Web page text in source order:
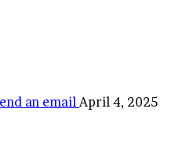
an email April 4, 2025